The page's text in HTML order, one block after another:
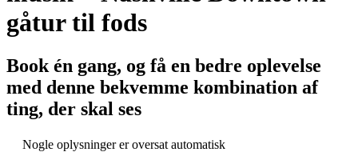
gåtur til fods
Book én gang, og få en bedre oplevelse
med denne bekvemme kombination af
ting, der skal ses
Nogle oplysninger er oversat automatisk